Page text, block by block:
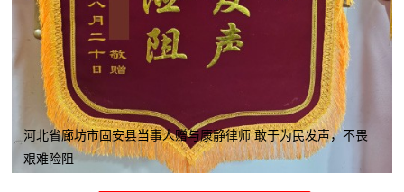
河北省廊坊市固安县当事人赠与康静律师 敢于为民发声，不畏
艰难险阻